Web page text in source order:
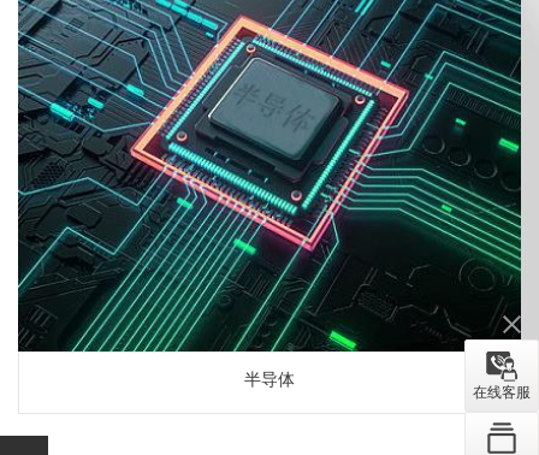
半导体
在线客服